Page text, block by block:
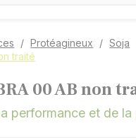
Protéagineux Soja
traité
00 AB non
performance et de la